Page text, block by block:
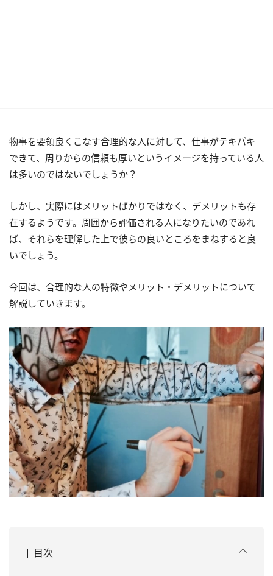
物事を要領良くこなす合理的な人に対して、仕事がテキパキ
できて、周りからの信頼も厚いというイメージを持っている人
は多いのではないでしょうか？
しかし、実際にはメリットばかりではなく、デメリットも存
在するようです。周囲から評価される人になりたいのであれ
ば、それらを理解した上で彼らの良いところをまねすると良
いでしょう。
今回は、合理的な人の特徴やメリット・デメリットについて
解説していきます。
目次